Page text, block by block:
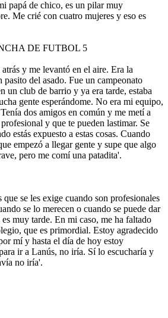
papá de chico, es un pilar muy
Me crié con cuatro mujeres y eso es
DE FUTBOL 5
y me levantó en el aire. Era la
pasito del asado. Fue un campeonato
un club de barrio y ya era tarde, estaba
gente esperándome. No era mi equipo,
dos amigos en común y me metí a
y que te pueden lastimar. Se
estás expuesto a estas cosas. Cuando
empezó a llegar gente y supe que algo
pero me comí una patadita'.
se les exige cuando son profesionales
se lo merecen o cuando se puede dar
muy tarde. En mi caso, me ha faltado
que es primordial. Estoy agradecido
mí y hasta el día de hoy estoy
ir a Lanús, no iría. Sí lo escucharía y
no iría'.